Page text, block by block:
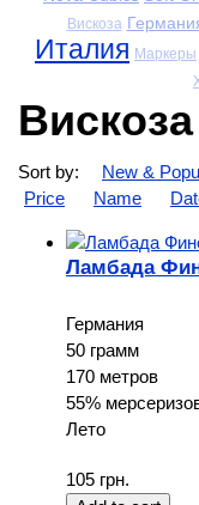
Вискоза
Италия Маркеры
Вискоза
Sort by: New &
Price
Name
Ламбада
Германия
50 грамм
170 метров
55%
Лето
105 грн.